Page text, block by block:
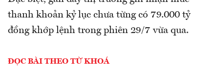
thanh khoản kỷ lục chưa từng có 79.000 tỷ
đồng khớp lệnh trong phiên 29/7 vừa qua.
ĐỌC BÀI THEO TỪ KHOÁ